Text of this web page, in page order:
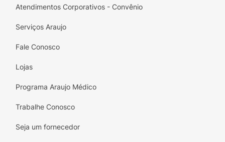
garantir a crocância da batata de verdade.
Textura Elegante:
derretem na boca com suavidade.
levar para onde quiser.
Livre de Glúten:
Atendimentos Corporativos - Convênio
Serviços Araujo
Fale Conosco
Lojas
Programa Araujo Médico
Trabalhe Conosco
Seja um fornecedor